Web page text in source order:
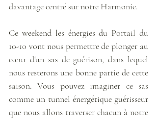
davantage centré sur notre Harmonie.
Ce weekend les énergies du Portail du
10-10 vont nous permettre de plonger au
cœur d'un sas de guérison, dans lequel
nous resterons une bonne partie de cette
saison. Vous pouvez imaginer ce sas
comme un tunnel énergétique guérisseur
que nous allons traverser chacun à notre